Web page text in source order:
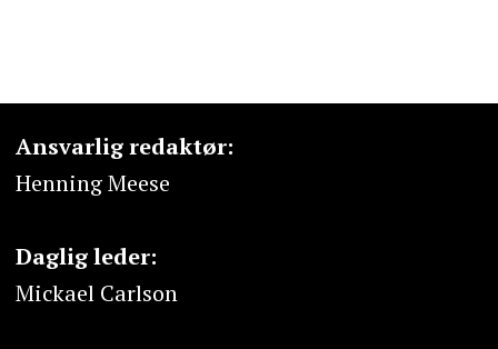
Ansvarlig redaktør:
Henning Meese
Daglig leder:
Mickael Carlson